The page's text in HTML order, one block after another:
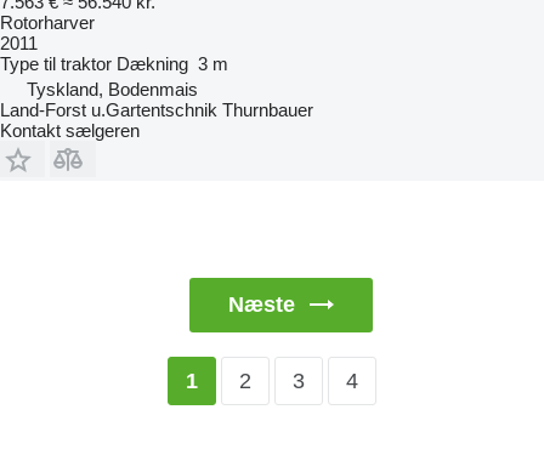
Rotorharver
2011
Type til traktor Dækning 3 m
Tyskland, Bodenmais
Land-Forst u.Gartentschnik Thurnbauer
Kontakt sælgeren
Næste
1 2 3 4